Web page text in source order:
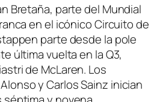
Bretaña, parte del Mundial
en el icónico Circuito de
parte desde la pole
última vuelta en la Q3,
de McLaren. Los
y Carlos Sainz inician